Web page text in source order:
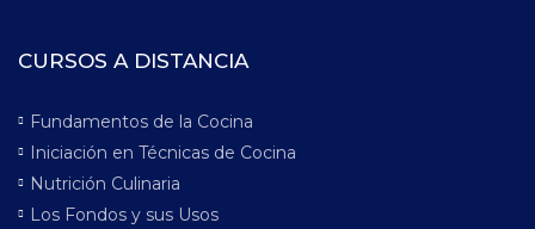
CURSOS A DISTANCIA
Fundamentos de la Cocina
Iniciación en Técnicas de Cocina
Nutrición Culinaria
Los Fondos y sus Usos